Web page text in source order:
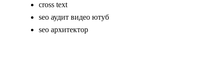
cross text
seo аудит видео ютуб
seo архитектор